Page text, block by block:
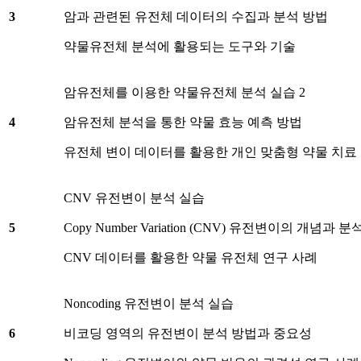
3 암과 관련된 유전체 데이터의 수집과 분석 방법
약물유전체 분석에 활용되는 도구와 기술
4
암유전체를 이용한 약물유전체 분석 실습 2
암유전체 분석을 통한 약물 효능 예측 방법
유전체 변이 데이터를 활용한 개인 맞춤형 약물 치료
5
CNV 유전변이 분석 실습
Copy Number Variation (CNV) 유전변이의 개념과 분
CNV 데이터를 활용한 약물 유전체 연구 사례
6
Noncoding 유전변이 분석 실습
비코딩 영역의 유전변이 분석 방법과 중요성